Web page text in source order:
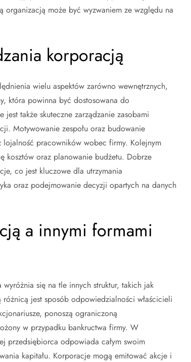
może być wyzwaniem ze względu na
korporacją
wielu aspektów zarówno wewnętrznych,
która powinna być dostosowana do
także skuteczne zarządzanie zasobami
Motywowanie zespołu oraz budowanie
lojalność pracowników wobec firmy. Kolejnym
kosztów oraz planowanie budżetu. Dobrze
co jest kluczowe dla utrzymania
oraz podejmowanie decyzji opartych na danych
a innymi formami
się na tle innych struktur, takich jak
jest sposób odpowiedzialności właścicieli
ponoszą ograniczoną
w przypadku bankructwa firmy. W
przedsiębiorca odpowiada całym swoim
kapitału. Korporacje mogą emitować akcje i